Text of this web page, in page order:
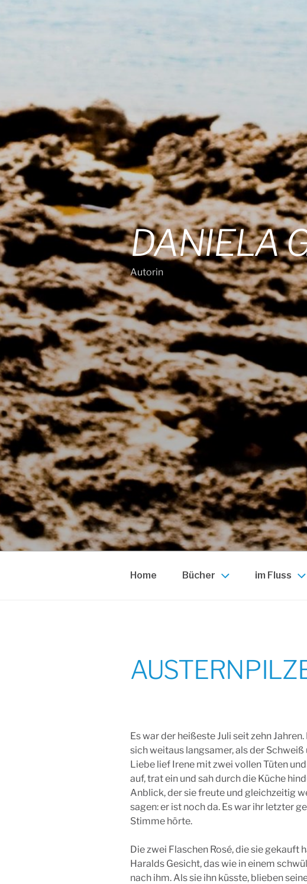
DANIELA
Autorin
Home Bücher im Fluss
Es war der heißeste Juli seit zehn
sich weitaus langsamer, als der
Liebe lief Irene mit zwei vollen Tüten
auf, trat ein und sah durch die Küche
Anblick, der sie freute und gleichzeitig
sagen: er ist noch da. Es war ihr letzter
Stimme hörte.
Die zwei Flaschen Rosé, die sie gekauft
Haralds Gesicht, das wie in einem
nach ihm. Als sie ihn küsste, blieben